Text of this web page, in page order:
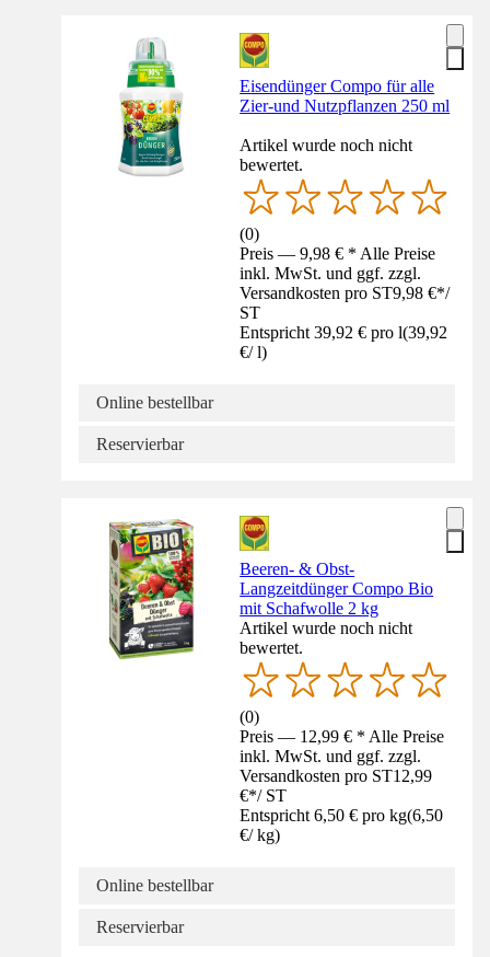
Eisendünger Compo für alle
Zier-und Nutzpflanzen 250 ml
Artikel wurde noch nicht
bewertet.
(0)
Preis — 9,98 € * Alle Preise
inkl. MwSt. und ggf. zzgl.
Versandkosten pro ST9,98 €*/
ST
Entspricht 39,92 € pro l(39,92
€/ l)
Online bestellbar
Reservierbar
Beeren- & Obst-
Langzeitdünger Compo Bio
mit Schafwolle 2 kg
Artikel wurde noch nicht
bewertet.
(0)
Preis — 12,99 € * Alle Preise
inkl. MwSt. und ggf. zzgl.
Versandkosten pro ST12,99
€*/ ST
Entspricht 6,50 € pro kg(6,50
€/ kg)
Online bestellbar
Reservierbar